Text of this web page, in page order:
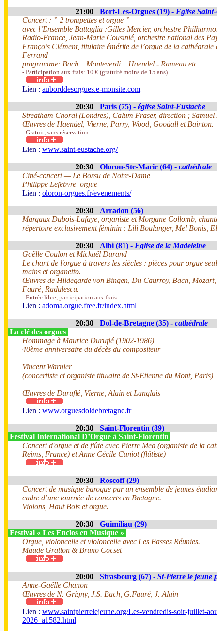
21:00 Bort-Les-Orgues (19) - Eglise
Concert : ” 2 trompettes et orgue ”
avec l’Ensemble Battaglia :Gilles Mercier, orchestre
Radio-France, Jean-Marie Cousinié, orchestre national des
François Clément, titulaire émérite de l’orgue de la cathédrale
Ferrand
programme: Bach – Monteverdi – Haendel - Rameau etc…
- Participation aux frais: 10 € (gratuité moins de 15 ans)
Lien : auborddesorgues.e-monsite.com
20:30 Paris (75) - église Saint-Eustache
Streatham Choral (Londres), Calum Fraser, direction ;
Œuvres de Haendel, Vierne, Parry, Wood, Goodall et Bainton.
- Gratuit, sans réservation.
Lien : www.saint-eustache.org/
20:30 Oloron-Ste-Marie (64) - cathédrale
Ciné-concert — Le Bossu de Notre-Dame
Philippe Lefebvre, orgue
Lien : oloron-orgues.fr/evenements/
20:30
Arradon (56)
Margaux Dubois-Lafaye, organiste et Morgane Collomb,
répertoire exclusivement féminin : Lili Boulanger, Mel Bonis,
20:30 Albi (81) - Eglise de la Madeleine
Gaëlle Coulon et Mickaël Durand
Le chant de l'orgue à travers les siècles : pièces pour orgue
mains et organetto.
Œuvres de Hildegarde von Bingen, Du Caurroy, Bach, Mozart,
Fauré, Radulescu.
- Entrée libre, participation aux frais
Lien : adoma.orgue.free.fr/index.html
20:30 Dol-de-Bretagne (35) - cathédrale
La clé des orgues
Hommage à Maurice Duruflé (1902-1986)
40ème anniversaire du décès du compositeur
Vincent Warnier
(concertiste et organiste titulaire de St-Etienne du Mont, Paris)
Œuvres de Duruflé, Vierne, Alain et Langlais
Lien : www.orguesdoldebretagne.fr
20:30
Saint-Florentin (89)
Festival International D’Orgue à Saint-Florentin
Concert d'orgue et de flûte avec Pierre Mea (organiste de la
Reims, France) et Anne Cécile Cuniot (flûtiste)
20:30
Roscoff (29)
Concert de musique baroque par un ensemble de jeunes
cadre d’une tournée de concerts en Bretagne.
Violons, Haut Bois et orgue.
20:30
Guimiliau (29)
Festival « Les Enclos en Musique »
Orgue, violoncelle et violoncelle avec Les Basses Réunies.
Maude Gratton & Bruno Cocset
20:00 Strasbourg (67) - St-Pierre le jeune
Anne-Gaëlle Chanon
Œuvres de N. Grigny, J.S. Bach, G.Fauré, J. Alain
Lien : www.saintpierrelejeune.org/Les-vendredis-soir-juillet-
2026_a1582.html